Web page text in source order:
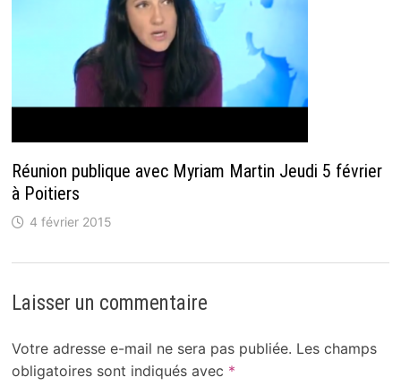
Réunion publique avec Myriam Martin Jeudi 5 février
à Poitiers
4 février 2015
Laisser un commentaire
Votre adresse e-mail ne sera pas publiée. Les champs
obligatoires sont indiqués avec *